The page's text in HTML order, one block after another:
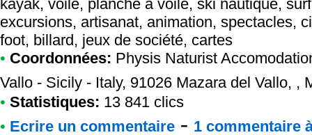
kayak, voile, planche à voile, ski nautique,
excursions, artisanat, animation, spectacles,
foot, billard, jeux de société, cartes
• Coordonnées: Physis Naturist
Vallo - Sicily - Italy, 91026 Mazara del Vallo, ,
• Statistiques: 13 841 clics
• Ecrire un commentaire - 1 commentaire